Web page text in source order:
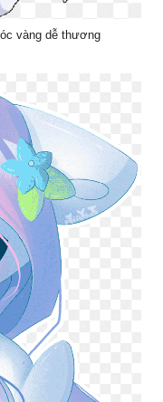
vàng dễ thương